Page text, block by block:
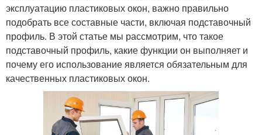
эксплуатацию пластиковых окон, важно правильно
подобрать все составные части, включая подставочный
профиль. В этой статье мы рассмотрим, что такое
подставочный профиль, какие функции он выполняет и
почему его использование является обязательным для
качественных пластиковых окон.